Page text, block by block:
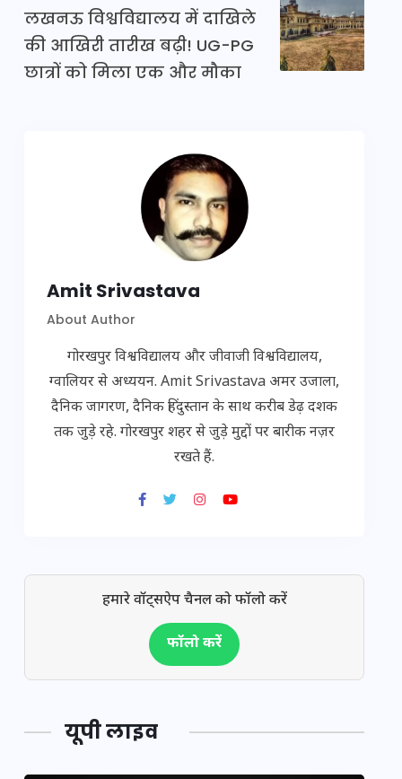
लखनऊ विश्वविद्यालय में दाखिले
की आखिरी तारीख बढ़ी! UG-PG
छात्रों को मिला एक और मौका
Amit Srivastava
About Author
गोरखपुर विश्वविद्यालय और जीवाजी विश्वविद्यालय,
ग्वालियर से अध्ययन. Amit Srivastava अमर उजाला,
दैनिक जागरण, दैनिक हिंदुस्तान के साथ करीब डेढ़ दशक
तक जुड़े रहे. गोरखपुर शहर से जुड़े मुद्दों पर बारीक नज़र
रखते हैं.
हमारे वॉट्सऐप चैनल को फॉलो करें
फॉलो करें
यूपी लाइव